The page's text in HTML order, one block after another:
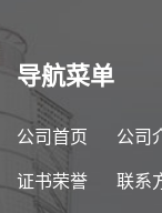
导航菜单
公司首页 公司
证书荣誉 联系